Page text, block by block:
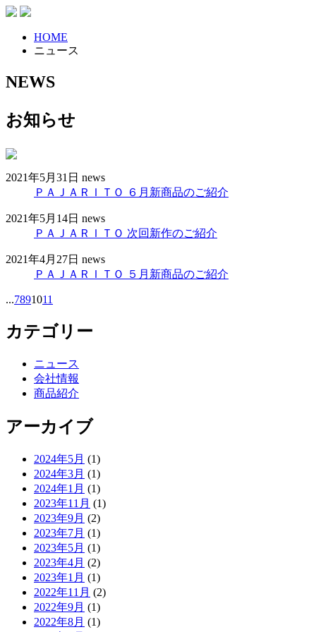
HOME
ニュース
NEWS
お知らせ
2021年5月31日 news
ＰＡＪＡＲＩＴＯ ６月新商品のご紹介
2021年5月14日 news
ＰＡＪＡＲＩＴＯ 次回新作のご紹介
2021年4月27日 news
ＰＡＪＡＲＩＴＯ ５月新商品のご紹介
...7891011
カテゴリー
ニュース
会社情報
商品紹介
アーカイブ
2024年5月 (1)
2024年3月 (1)
2024年1月 (1)
2023年11月 (1)
2023年9月 (2)
2023年7月 (1)
2023年5月 (1)
2023年4月 (2)
2023年1月 (1)
2022年11月 (2)
2022年9月 (1)
2022年8月 (1)